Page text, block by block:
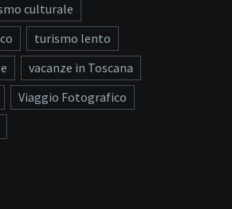
culturale
turismo lento
vacanze in Toscana
Viaggio Fotografico